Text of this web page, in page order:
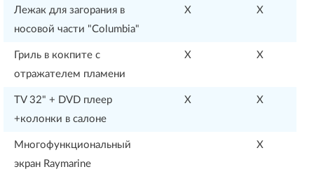
Лежак для загорания в
носовой части "Columbia"
X X
Гриль в кокпите с
отражателем пламени
X X
TV 32" + DVD плеер
+колонки в салоне
X X
Многофункциональный
экран Raymarine
X